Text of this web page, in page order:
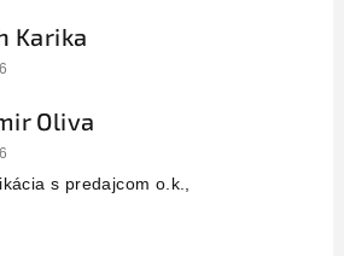
Karika
obchodu je 5 z 5 hviezdičiek.
Oliva
obchodu je 5 z 5 hviezdičiek.
s predajcom o.k.,